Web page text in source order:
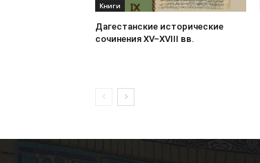
Книги
Дагестанские исторические
сочинения XV–XVIII вв.